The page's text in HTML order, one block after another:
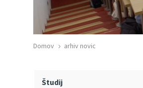
Domov 5 arhiv novic
Študij